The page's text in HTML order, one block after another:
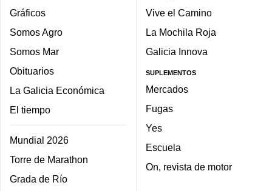
Gráficos
Somos Agro
Somos Mar
Obituarios
La Galicia Económica
El tiempo
Mundial 2026
Torre de Marathon
Grada de Río
Vive el Camino
La Mochila Roja
Galicia Innova
SUPLEMENTOS
Mercados
Fugas
Yes
Escuela
On, revista de motor